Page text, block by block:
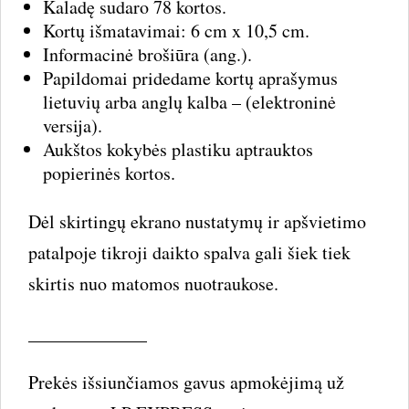
Kaladę sudaro 78 kortos.
Kortų išmatavimai: 6 cm x 10,5 cm.
Informacinė brošiūra (ang.).
Papildomai pridedame kortų aprašymus
lietuvių arba anglų kalba – (elektroninė
versija).
Aukštos kokybės plastiku aptrauktos
popierinės kortos.
Dėl skirtingų ekrano nustatymų ir apšvietimo
patalpoje tikroji daikto spalva gali šiek tiek
skirtis nuo matomos nuotraukose.
Prekės išsiunčiamos gavus apmokėjimą už